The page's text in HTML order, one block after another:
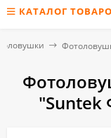
КАТАЛОГ
"Suntek